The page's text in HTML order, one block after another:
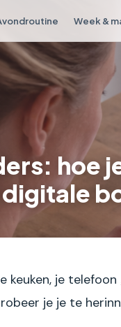
Week &
hoe
keuken, je
je je te